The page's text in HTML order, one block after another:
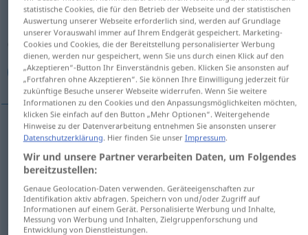
Übersicht aller Übersetzungen
(Für mehr Details die Übersetzung anklicken/antippen)
عصبي, متوتر الأعصاب, منرفز
عصبي [ʕas
متوترالأعصاب
منرفز [muˈnarfaz] SYR nervös
statistische Cookies, die für den Betrieb der Webseite und der statistischen
Auswertung unserer Webseite erforderlich sind, werden auf Grundlage
unserer Vorauswahl immer auf Ihrem Endgerät gespeichert. Marketing-
Cookies und Cookies, die der Bereitstellung personalisierter Werbung
dienen, werden nur gespeichert, wenn Sie uns durch einen Klick auf den
„Akzeptieren“-Button Ihr Einverständnis geben. Klicken Sie ansonsten auf
„Fortfahren ohne Akzeptieren“. Sie können Ihre Einwilligung jederzeit für
zukünftige Besuche unserer Webseite widerrufen. Wenn Sie weitere
Informationen zu den Cookies und den Anpassungsmöglichkeiten möchten,
klicken Sie einfach auf den Button „Mehr Optionen“. Weitergehende
Hinweise zu der Datenverarbeitung entnehmen Sie ansonsten unserer
Datenschutzerklärung . Hier finden Sie unser Impressum.
Wir und unsere Partner verarbeiten Daten, um Folgendes
bereitzustellen:
Genaue Geolocation-Daten verwenden. Geräteeigenschaften zur
Identifikation aktiv abfragen. Speichern von und/oder Zugriff auf
Informationen auf einem Gerät. Personalisierte Werbung und Inhalte,
Messung von Werbung und Inhalten, Zielgruppenforschung und
Entwicklung von Dienstleistungen.